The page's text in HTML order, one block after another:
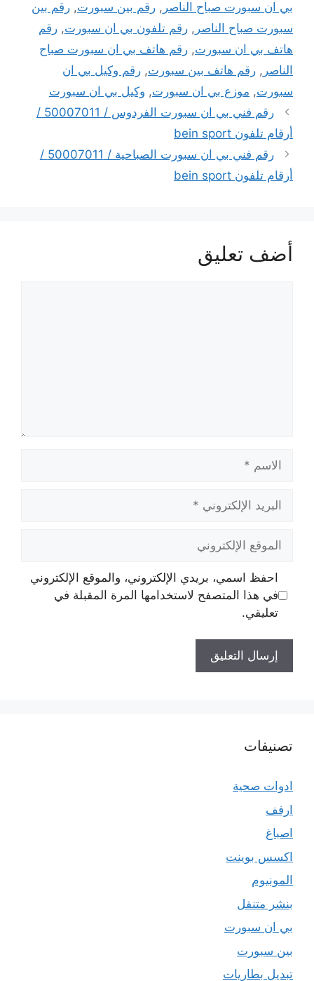
بي ان سبورت صباح الناصر , رقم بين سبورت, رقم بين
سبورت صباح الناصر , رقم تلفون بي ان سبورت, رقم
هاتف بي ان سبورت, رقم هاتف بي ان سبورت صباح
الناصر , رقم هاتف بين سبورت, رقم وكيل بي ان
سبورت, موزع بي ان سبورت, وكيل بي ان سبورت
رقم فني بي ان سبورت الفردوس / 50007011 /
أرقام تلفون bein sport
رقم فني بي ان سبورت الصباحية / 50007011 /
أرقام تلفون bein sport
أضف تعليق
الإلكتروني
الإلكتروني
احفظ اسمي، بريدي الإلكتروني، والموقع الإلكتروني
في هذا المتصفح لاستخدامها المرة المقبلة في
تعليقي.
تصنيفات
ادوات صحية
ارفف
اصباغ
اكسس بوينت
المونيوم
بنشر متنقل
بي ان سبورت
بين سبورت
تبديل بطاريات